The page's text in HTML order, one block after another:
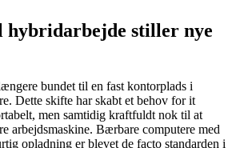
hybridarbejde stiller nye
bundet til en fast kontorplads i
Dette skifte har skabt et behov for it
men samtidig kraftfuldt nok til at
arbejdsmaskine. Bærbare computere med
opladning er blevet de facto standarden i